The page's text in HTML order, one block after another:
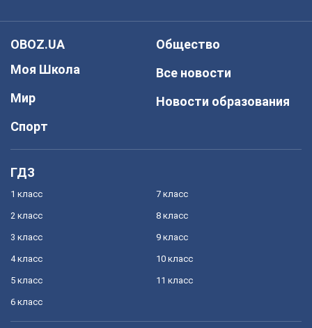
OBOZ.UA
Моя Школа
Мир
Спорт
Общество
Все новости
Новости образования
ГДЗ
1 класс
2 класс
3 класс
4 класс
5 класс
6 класс
7 класс
8 класс
9 класс
10 класс
11 класс